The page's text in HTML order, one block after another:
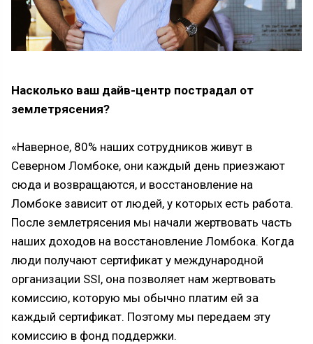
Насколько ваш дайв-центр пострадал от
землетрясения?
«Наверное, 80% наших сотрудников живут в
Северном Ломбоке, они каждый день приезжают
сюда и возвращаются, и восстановление на
Ломбоке зависит от людей, у которых есть работа.
После землетрясения мы начали жертвовать часть
наших доходов на восстановление Ломбока. Когда
люди получают сертификат у международной
организации SSI, она позволяет нам жертвовать
комиссию, которую мы обычно платим ей за
каждый сертификат. Поэтому мы передаем эту
комиссию в фонд поддержки.